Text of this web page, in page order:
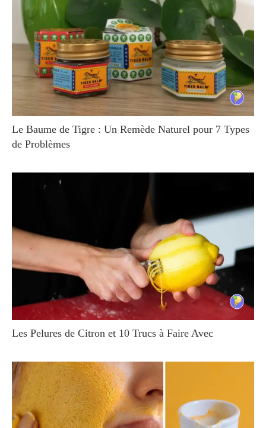
Le Baume de Tigre : Un Remède Naturel pour 7 Types
de Problèmes
Les Pelures de Citron et 10 Trucs à Faire Avec